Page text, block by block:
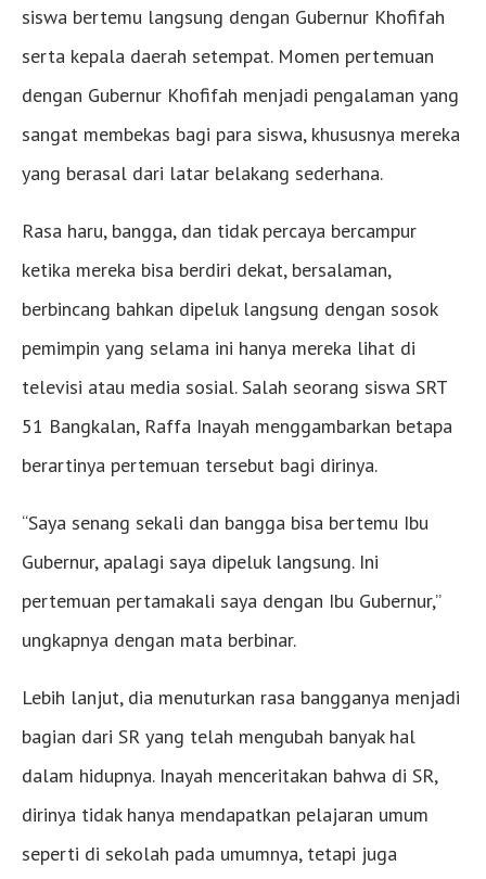
siswa bertemu langsung dengan Gubernur Khofifah
serta kepala daerah setempat. Momen pertemuan
dengan Gubernur Khofifah menjadi pengalaman yang
sangat membekas bagi para siswa, khususnya mereka
yang berasal dari latar belakang sederhana.
Rasa haru, bangga, dan tidak percaya bercampur
ketika mereka bisa berdiri dekat, bersalaman,
berbincang bahkan dipeluk langsung dengan sosok
pemimpin yang selama ini hanya mereka lihat di
televisi atau media sosial. Salah seorang siswa SRT
51 Bangkalan, Raffa Inayah menggambarkan betapa
berartinya pertemuan tersebut bagi dirinya.
“Saya senang sekali dan bangga bisa bertemu Ibu
Gubernur, apalagi saya dipeluk langsung. Ini
pertemuan pertamakali saya dengan Ibu Gubernur,”
ungkapnya dengan mata berbinar.
Lebih lanjut, dia menuturkan rasa bangganya menjadi
bagian dari SR yang telah mengubah banyak hal
dalam hidupnya. Inayah menceritakan bahwa di SR,
dirinya tidak hanya mendapatkan pelajaran umum
seperti di sekolah pada umumnya, tetapi juga